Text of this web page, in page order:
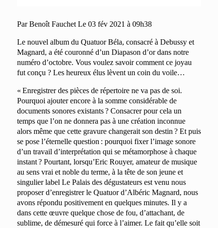
Par Benoît Fauchet Le 03 fév 2021 à 09h38
Le nouvel album du Quatuor Béla, consacré à Debussy et
Magnard, a été couronné d’un Diapason d’or dans notre
numéro d’octobre. Vous voulez savoir comment ce joyau
fut conçu ? Les heureux élus lèvent un coin du voile…
« Enregistrer des pièces de répertoire ne va pas de soi.
Pourquoi ajouter encore à la somme considérable de
documents sonores existants ? Consacrer pour cela un
temps que l’on ne donnera pas à une création inconnue
alors même que cette gravure changerait son destin ? Et puis
se pose l’éternelle question : pourquoi fixer l’image sonore
d’un travail d’interprétation qui se métamorphose à chaque
instant ? Pourtant, lorsqu’Eric Rouyer, amateur de musique
au sens vrai et noble du terme, à la tête de son jeune et
singulier label Le Palais des dégustateurs est venu nous
proposer d’enregistrer le Quatuor d’Albéric Magnard, nous
avons répondu positivement en quelques minutes. Il y a
dans cette œuvre quelque chose de fou, d’attachant, de
sublime, de démesuré qui force à l’aimer. Le fait qu’elle soit